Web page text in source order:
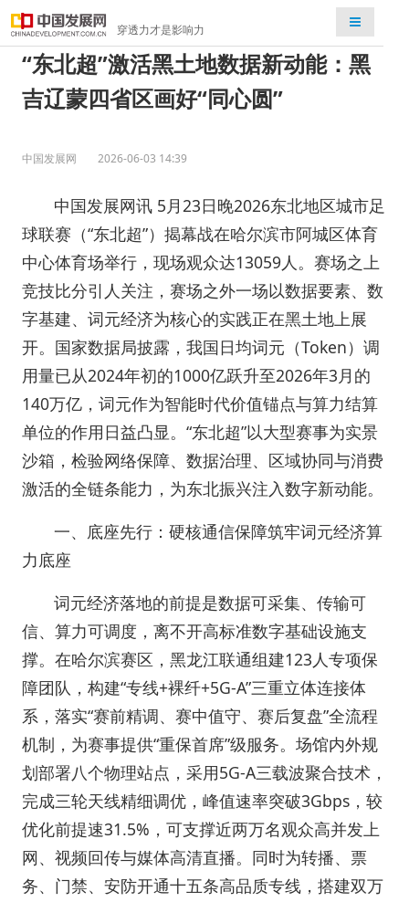
穿透力才是影响力
检索
“东北超”激活黑土地数据新动能：黑
吉辽蒙四省区画好“同心圆”
中国发展网 2026-06-03 14:39
中国发展网讯 5月23日晚2026东北地区城市足
球联赛（“东北超”）揭幕战在哈尔滨市阿城区体育
中心体育场举行，现场观众达13059人。赛场之上
竞技比分引人关注，赛场之外一场以数据要素、数
字基建、词元经济为核心的实践正在黑土地上展
开。国家数据局披露，我国日均词元（Token）调
用量已从2024年初的1000亿跃升至2026年3月的
140万亿，词元作为智能时代价值锚点与算力结算
单位的作用日益凸显。“东北超”以大型赛事为实景
沙箱，检验网络保障、数据治理、区域协同与消费
激活的全链条能力，为东北振兴注入数字新动能。
一、底座先行：硬核通信保障筑牢词元经济算
力底座
词元经济落地的前提是数据可采集、传输可
信、算力可调度，离不开高标准数字基础设施支
撑。在哈尔滨赛区，黑龙江联通组建123人专项保
障团队，构建“专线+裸纤+5G-A”三重立体连接体
系，落实“赛前精调、赛中值守、赛后复盘”全流程
机制，为赛事提供“重保首席”级服务。场馆内外规
划部署八个物理站点，采用5G-A三载波聚合技术，
完成三轮天线精细调优，峰值速率突破3Gbps，较
优化前提速31.5%，可支撑近两万名观众高并发上
网、视频回传与媒体高清直播。同时为转播、票
务、门禁、安防开通十五条高品质专线，搭建双万